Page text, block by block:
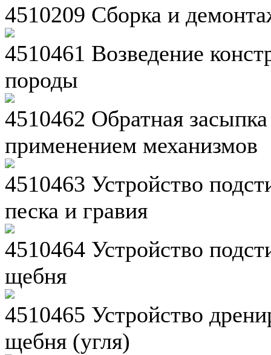
4510209 Сборка и
4510461 Возведение
породы
4510462 Обратная
применением механизмов
4510463 Устройство
песка и гравия
4510464 Устройство
щебня
4510465 Устройство
щебня (угля)